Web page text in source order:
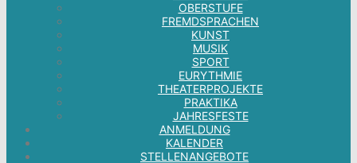
OBERSTUFE
FREMDSPRACHEN
KUNST
MUSIK
SPORT
EURYTHMIE
THEATERPROJEKTE
PRAKTIKA
JAHRESFESTE
ANMELDUNG
KALENDER
STELLENANGEBOTE